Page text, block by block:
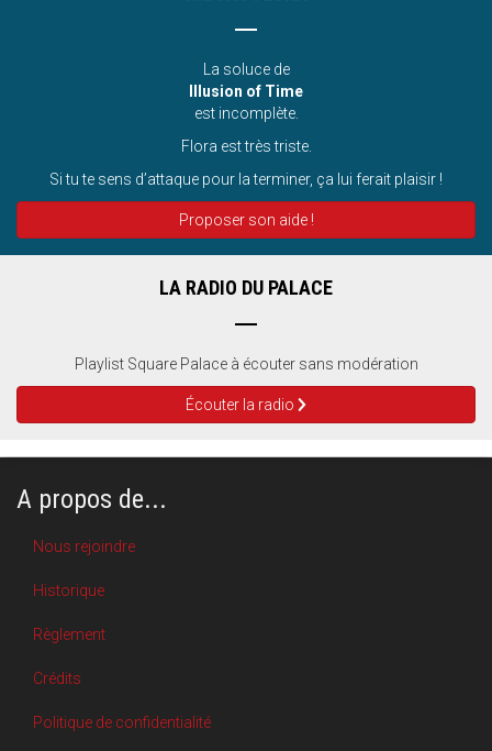
La soluce de
Illusion of Time
est incomplète.
Flora est très triste.
Si tu te sens d’attaque pour la terminer, ça lui ferait plaisir !
Proposer son aide !
LA RADIO DU PALACE
Playlist Square Palace à écouter sans modération
Écouter la radio
A propos de...
Nous rejoindre
Historique
Règlement
Crédits
Politique de confidentialité